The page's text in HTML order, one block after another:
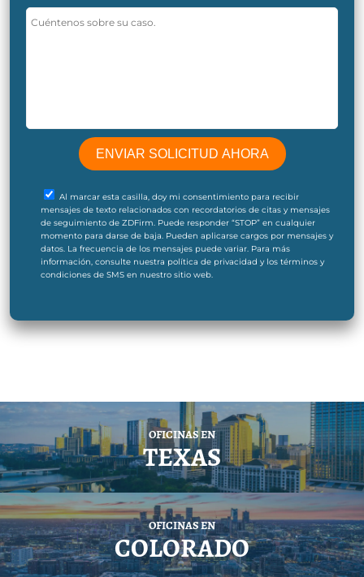
Al marcar esta casilla, doy mi consentimiento para recibir
mensajes de texto relacionados con recordatorios de citas y mensajes
de seguimiento de ZDFirm. Puede responder “STOP” en cualquier
momento para darse de baja. Pueden aplicarse cargos por mensajes y
datos. La frecuencia de los mensajes puede variar. Para más
información, consulte nuestra política de privacidad y los términos y
condiciones de SMS en nuestro sitio web.
OFICINAS EN
TEXAS
OFICINAS EN
COLORADO